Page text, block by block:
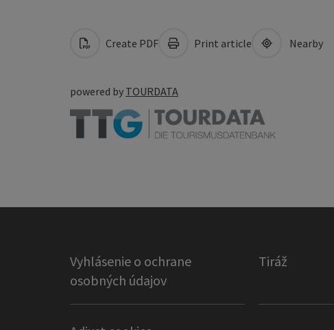
Create PDF Print article Nearby
powered by TOURDATA
Vyhlásenie o ochrane
osobných údajov
Tiráž